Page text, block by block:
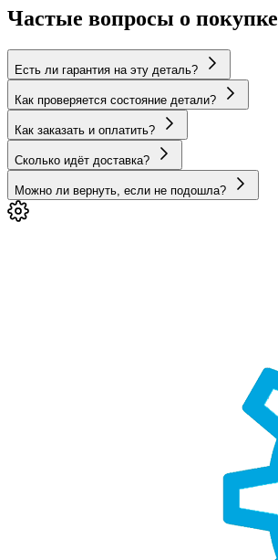
Частые вопросы о покупке
Есть ли гарантия на эту деталь?
Как проверяется состояние детали?
Как заказать и оплатить?
Сколько идёт доставка?
Можно ли вернуть, если не подошла?